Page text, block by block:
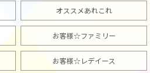
オススメあれこれ
お客様☆ファミリー
お客様☆レデイース